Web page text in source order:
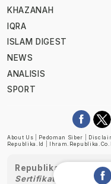
KHAZANAH
IQRA
ISLAM DIGEST
NEWS
ANALISIS
SPORT
About Us Pedoman Siber
Republika.id
Republika telah
Sertifikat Nomor